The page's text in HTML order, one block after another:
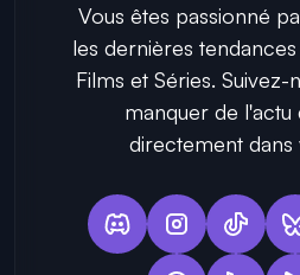
Vous êtes passionné
les dernières
Films et Séries.
manquer de l'actu
directement